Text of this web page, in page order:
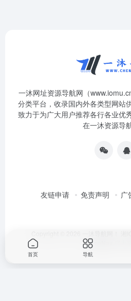
一沐网址资源导航网（
分类平台，收录国内外各类型网站
致力于为广大用户推荐各行各业优
在一沐资源导
友链申请 免责声明 广
OneNav 强
首页 导航